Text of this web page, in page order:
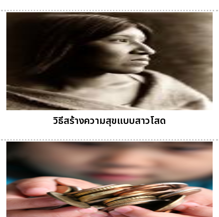
วิธีสร้างความสุขแบบสาวโสด